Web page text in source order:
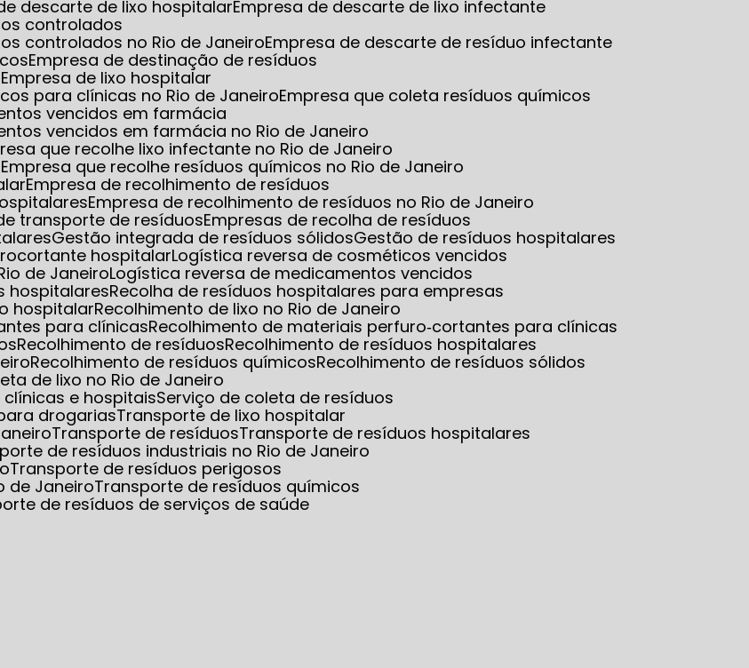
descarte de lixo hospitalar Empresa de descarte de lixo infectante
controlados
controlados no Rio de Janeiro Empresa de descarte de resíduo infectante
Empresa de destinação de resíduos
Empresa de lixo hospitalar
para clínicas no Rio de Janeiro Empresa que coleta resíduos químicos
vencidos em farmácia
vencidos em farmácia no Rio de Janeiro
que recolhe lixo infectante no Rio de Janeiro
Empresa que recolhe resíduos químicos no Rio de Janeiro
Empresa de recolhimento de resíduos
Empresa de recolhimento de resíduos no Rio de Janeiro
transporte de resíduos Empresas de recolha de resíduos
Gestão integrada de resíduos sólidos
Gestão de resíduos hospitalares
hospitalar Logística reversa de cosméticos vencidos
de Janeiro Logística reversa de medicamentos vencidos
hospitalares Recolha de resíduos hospitalares para empresas
hospitalar Recolhimento de lixo no Rio de Janeiro
para clínicas Recolhimento de materiais perfuro‑cortantes para clínicas
Recolhimento de resíduos Recolhimento de resíduos hospitalares
Recolhimento de resíduos químicos Recolhimento de resíduos sólidos
de lixo no Rio de Janeiro
e hospitais Serviço de coleta de resíduos
drogarias Transporte de lixo hospitalar
Transporte de resíduos Transporte de resíduos hospitalares
de resíduos industriais no Rio de Janeiro
Transporte de resíduos perigosos
de Janeiro Transporte de resíduos químicos
de resíduos de serviços de saúde